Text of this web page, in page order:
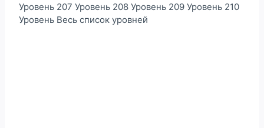
Уровень 207 Уровень 208 Уровень 209 Уровень 210
Уровень Весь список уровней